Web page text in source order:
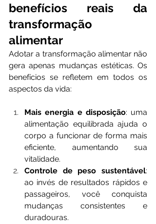
benefícios reais da
transformação
alimentar
Adotar a transformação alimentar não
gera apenas mudanças estéticas. Os
benefícios se refletem em todos os
aspectos da vida:
Mais energia e disposição: uma
alimentação equilibrada ajuda o
corpo a funcionar de forma mais
eficiente, aumentando sua
vitalidade.
Controle de peso sustentável:
ao invés de resultados rápidos e
passageiros, você conquista
mudanças consistentes e
duradouras.